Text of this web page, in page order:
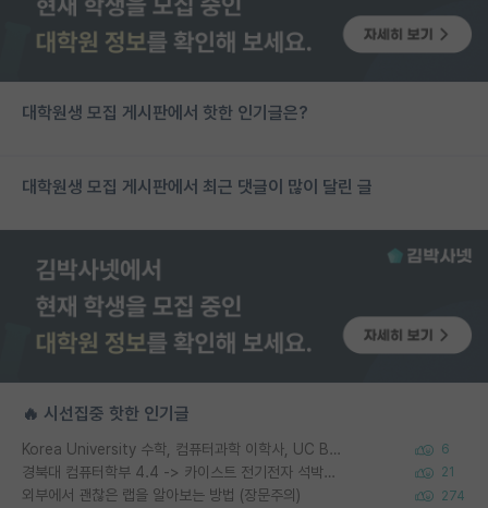
대학원생 모집 게시판에서 핫한 인기글은?
대학원생 모집 게시판에서 최근 댓글이 많이 달린 글
🔥 시선집중 핫한 인기글
Korea University 수학, 컴퓨터과학 이학사, UC Berkeley 산업공학 대학원 공학박사가 되는 것은 쉽지 않겠죠? 6
경북대 컴퓨터학부 4.4 -> 카이스트 전기전자 석박사통합과정 합격 21
외부에서 괜찮은 랩을 알아보는 방법 (장문주의) 274